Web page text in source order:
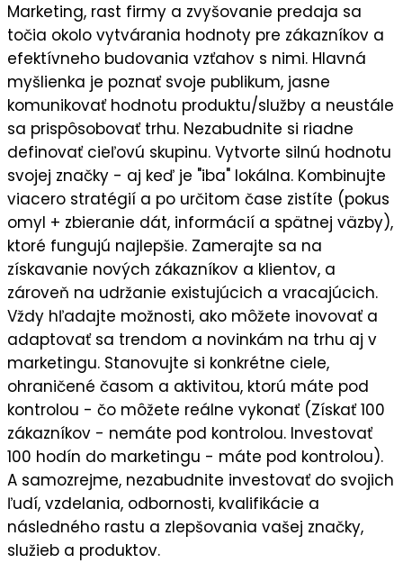
Marketing, rast firmy a zvyšovanie predaja sa
točia okolo vytvárania hodnoty pre zákazníkov a
efektívneho budovania vzťahov s nimi. Hlavná
myšlienka je poznať svoje publikum, jasne
komunikovať hodnotu produktu/služby a neustále
sa prispôsobovať trhu. Nezabudnite si riadne
definovať cieľovú skupinu. Vytvorte silnú hodnotu
svojej značky - aj keď je "iba" lokálna. Kombinujte
viacero stratégií a po určitom čase zistíte (pokus
omyl + zbieranie dát, informácií a spätnej väzby),
ktoré fungujú najlepšie. Zamerajte sa na
získavanie nových zákazníkov a klientov, a
zároveň na udržanie existujúcich a vracajúcich.
Vždy hľadajte možnosti, ako môžete inovovať a
adaptovať sa trendom a novinkám na trhu aj v
marketingu. Stanovujte si konkrétne ciele,
ohraničené časom a aktivitou, ktorú máte pod
kontrolou - čo môžete reálne vykonať (Získať 100
zákazníkov - nemáte pod kontrolou. Investovať
100 hodín do marketingu - máte pod kontrolou).
A samozrejme, nezabudnite investovať do svojich
ľudí, vzdelania, odbornosti, kvalifikácie a
následného rastu a zlepšovania vašej značky,
služieb a produktov.